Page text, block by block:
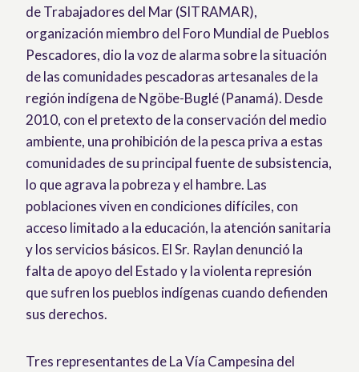
de Trabajadores del Mar (SITRAMAR),
organización miembro del Foro Mundial de Pueblos
Pescadores, dio la voz de alarma sobre la situación
de las comunidades pescadoras artesanales de la
región indígena de Ngöbe-Buglé (Panamá). Desde
2010, con el pretexto de la conservación del medio
ambiente, una prohibición de la pesca priva a estas
comunidades de su principal fuente de subsistencia,
lo que agrava la pobreza y el hambre. Las
poblaciones viven en condiciones difíciles, con
acceso limitado a la educación, la atención sanitaria
y los servicios básicos. El Sr. Raylan denunció la
falta de apoyo del Estado y la violenta represión
que sufren los pueblos indígenas cuando defienden
sus derechos.
Tres representantes de La Vía Campesina del